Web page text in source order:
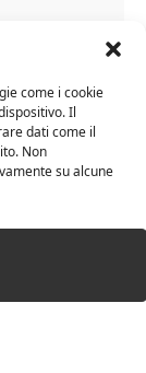
come i cookie
Il
dati come il
Non
su alcune
750 Ml